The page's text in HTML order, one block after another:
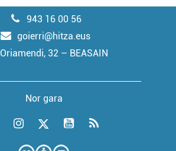
943 16 00 56
goierri@hitza.eus
Oriamendi, 32 – BEASAIN
Nor gara